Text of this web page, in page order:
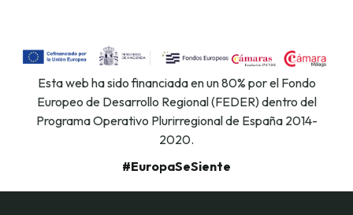
Esta web ha sido financiada en un 80% por el Fondo
Europeo de Desarrollo Regional (FEDER) dentro del
Programa Operativo Plurirregional de España 2014-
2020.
#EuropaSeSiente